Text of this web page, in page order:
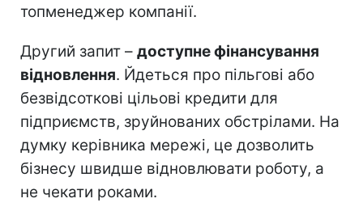
топменеджер компанії.
Другий запит – доступне фінансування
відновлення. Йдеться про пільгові або
безвідсоткові цільові кредити для
підприємств, зруйнованих обстрілами. На
думку керівника мережі, це дозволить
бізнесу швидше відновлювати роботу, а
не чекати роками.